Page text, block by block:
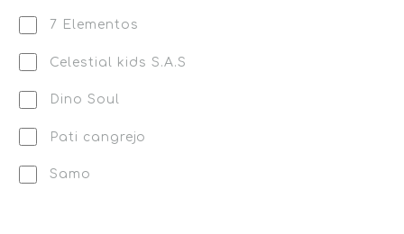
7 Elementos
Celestial kids S.A.S
Dino Soul
Pati cangrejo
Samo